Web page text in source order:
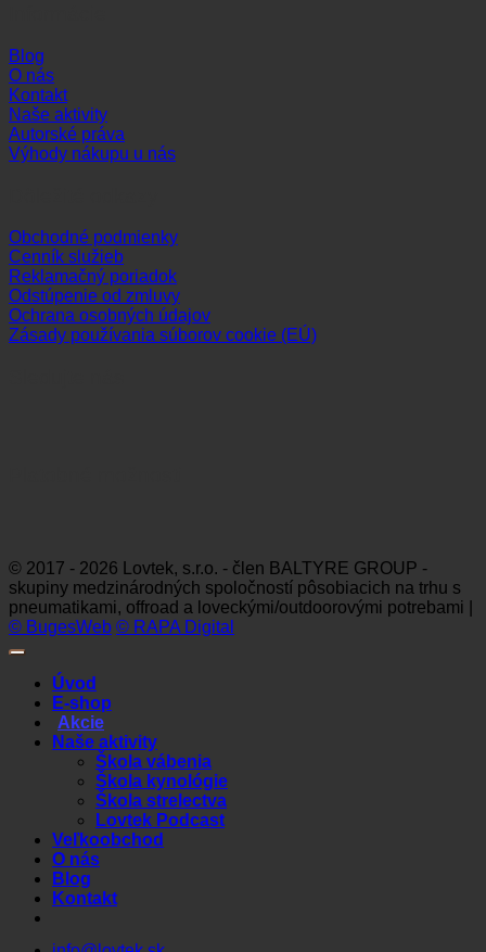
Blog
O nás
Kontakt
Naše aktivity
Autorské práva
Výhody nákupu u nás
Obchodné podmienky
Cenník služieb
Reklamačný poriadok
Odstúpenie od zmluvy
Ochrana osobných údajov
Zásady používania súborov cookie (EÚ)
© 2017 - 2026 Lovtek, s.r.o. - člen BALTYRE GROUP -
skupiny medzinárodných spoločností pôsobiacich na trhu s
pneumatikami, offroad a loveckými/outdoorovými potrebami |
© BugesWeb © RAPA Digital
Úvod
E-shop
Akcie
Naše aktivity
Škola vábenia
Škola kynológie
Škola strelectva
Lovtek Podcast
Veľkoobchod
O nás
Blog
Kontakt